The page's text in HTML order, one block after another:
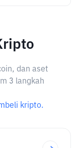
dan aset
3 langkah
kripto.